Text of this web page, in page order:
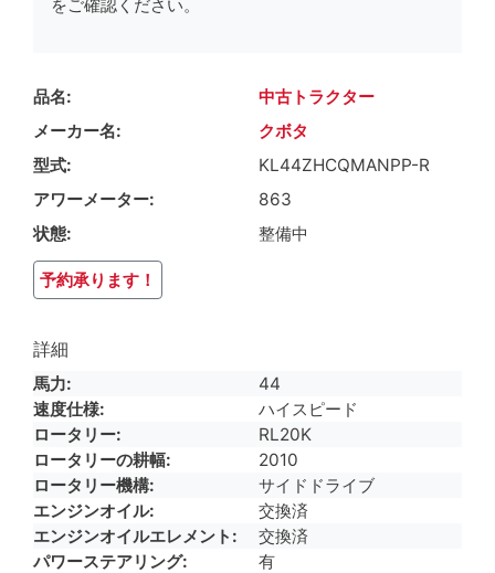
をご確認ください。
品名
中古トラクター
メーカー名
クボタ
型式
KL44ZHCQMANPP-R
アワーメーター
863
状態
整備中
予約承ります！
詳細
馬力
44
速度仕様
ハイスピード
ロータリー
RL20K
ロータリーの耕幅
2010
ロータリー機構
サイドドライブ
エンジンオイル
交換済
エンジンオイルエレメント
交換済
パワーステアリング
有